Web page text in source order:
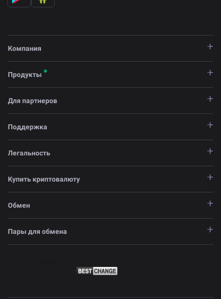
Компания
Продукты
Для партнеров
Поддержка
Легальность
Купить криптовалюту
Обмен
Пары для обмена